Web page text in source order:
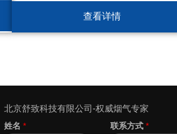
查看详情
北京舒致科技有限公司-权威烟气专家
姓名* 联系方式*